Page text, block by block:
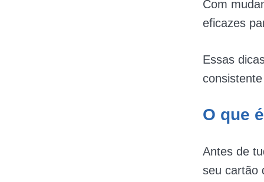
Com
eficazes
Essas
O que
Antes de
seu cartão